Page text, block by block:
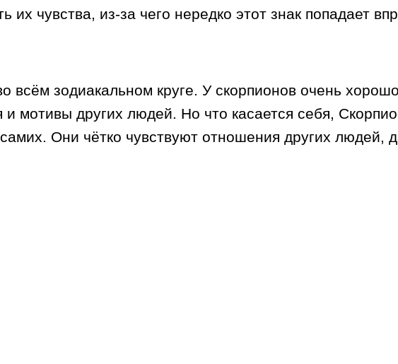
чувства, из-за чего нередко этот знак попадает
всём зодиакальном круге. У скорпионов очень
мотивы других людей. Но что касается себя,
Они чётко чувствуют отношения других